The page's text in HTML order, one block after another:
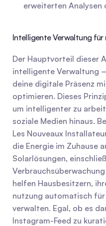
erweiterten
Intelligente Verwaltung für
Der Hauptvorteil dieser
intelligente Verwaltung
deine digitale Präsenz
optimieren. Dieses
um intelligenter zu
soziale Medien hinaus.
Les Nouveaux
die Energie im Zuhause
Solarlösungen,
helfen Hausbesitzern,
nutzung automatisch für
verwalten. Egal, ob es
Instagram-Feed zu